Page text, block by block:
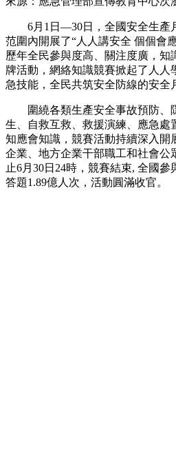
6月1日—30日，全國安全生產
范圍內開展了“人人講安全 個個會
歷年全民參與度高、關注度廣，知
牌活動，網絡知識競賽掀起了人人
急技能，全民共筑安全防線的安全
圍繞各類生產安全事故預防、
生、自救互救、救援演練、應急處
知應會知識，競賽活動持續深入開
企業、地方企業干部職工和社會公
止6月30日24時，競賽結束, 全國
答題1.89億人次，活動圓滿收官。